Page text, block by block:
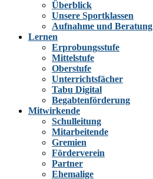
Überblick
Unsere Sportklassen
Aufnahme und Beratung
Lernen
Erprobungsstufe
Mittelstufe
Oberstufe
Unterrichtsfächer
Tabu Digital
Begabtenförderung
Mitwirkende
Schulleitung
Mitarbeitende
Gremien
Förderverein
Partner
Ehemalige